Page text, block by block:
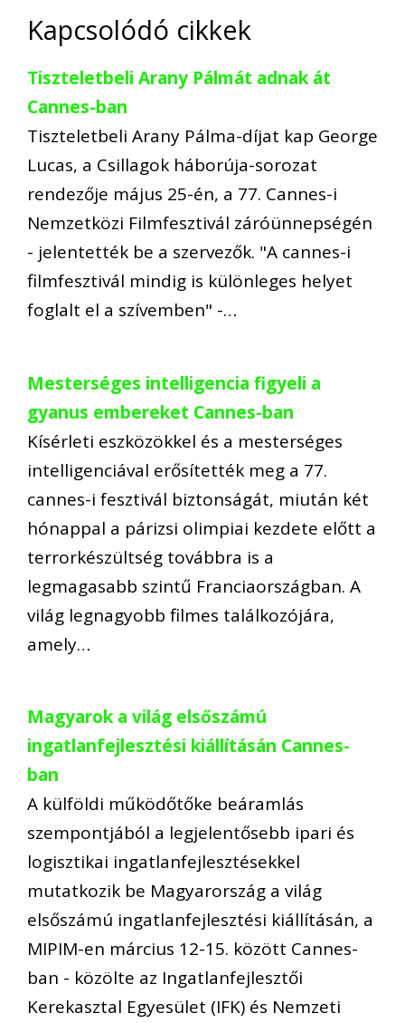
Kapcsolódó cikkek
Tiszteletbeli Arany Pálmát adnak át
Cannes-ban
Tiszteletbeli Arany Pálma-díjat kap George
Lucas, a Csillagok háborúja-sorozat
rendezője május 25-én, a 77. Cannes-i
Nemzetközi Filmfesztivál záróünnepségén
- jelentették be a szervezők. "A cannes-i
filmfesztivál mindig is különleges helyet
foglalt el a szívemben" -…
Mesterséges intelligencia figyeli a
gyanus embereket Cannes-ban
Kísérleti eszközökkel és a mesterséges
intelligenciával erősítették meg a 77.
cannes-i fesztivál biztonságát, miután két
hónappal a párizsi olimpiai kezdete előtt a
terrorkészültség továbbra is a
legmagasabb szintű Franciaországban. A
világ legnagyobb filmes találkozójára,
amely…
Magyarok a világ elsőszámú
ingatlanfejlesztési kiállításán Cannes-
ban
A külföldi működőtőke beáramlás
szempontjából a legjelentősebb ipari és
logisztikai ingatlanfejlesztésekkel
mutatkozik be Magyarország a világ
elsőszámú ingatlanfejlesztési kiállításán, a
MIPIM-en március 12-15. között Cannes-
ban - közölte az Ingatlanfejlesztői
Kerekasztal Egyesület (IFK) és Nemzeti